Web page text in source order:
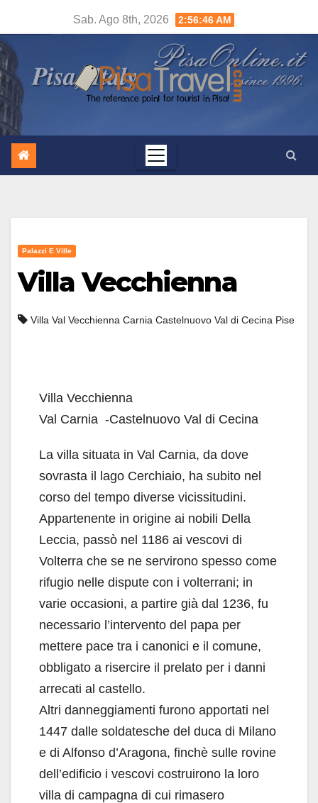
contenuto
Sab. Ago 8th, 2026 2:56:46 AM
Palazzi E Ville
Villa Vecchienna
Villa Val Vecchienna Carnia Castelnuovo Val di Cecina Pise
Villa Vecchienna
Val Carnia -Castelnuovo Val di Cecina
La villa situata in Val Carnia, da dove
sovrasta il lago Cerchiaio, ha subito nel
corso del tempo diverse vicissitudini.
Appartenente in origine ai nobili Della
Leccia, passò nel 1186 ai vescovi di
Volterra che se ne servirono spesso come
rifugio nelle dispute con i volterrani; in
varie occasioni, a partire già dal 1236, fu
necessario l’intervento del papa per
mettere pace tra i canonici e il comune,
obbligato a risercire il prelato per i danni
arrecati al castello.
Altri danneggiamenti furono apportati nel
1447 dalle soldatesche del duca di Milano
e di Alfonso d’Aragona, finchè sulle rovine
dell’edificio i vescovi costruirono la loro
villa di campagna di cui rimasero